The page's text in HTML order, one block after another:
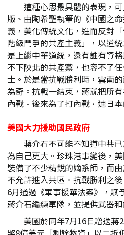
這種心思最具體的表現，
版、由陶希聖執筆的《中國之
義，美化傳統文化，進而反對
階級鬥爭的共產主義」，以道
是上繼中華道統，還有誰有資
不下陝北的共產黨，也容不了
士。於是當抗戰勝利時，雲南
為奇。抗戰一結束，蔣就把所
內戰。後來為了打內戰，連日
美國大力援助國民政府
蔣介石不可能不知道中共
為自己更大。珍珠港事變後，
裝備了不少精銳的嫡系師，而
不允許進入共區。抗戰勝利之
6月通過《軍事援華法案》，賦
蔣介石編練軍隊，並提供武器和
美國於同年7月16日贈送蔣